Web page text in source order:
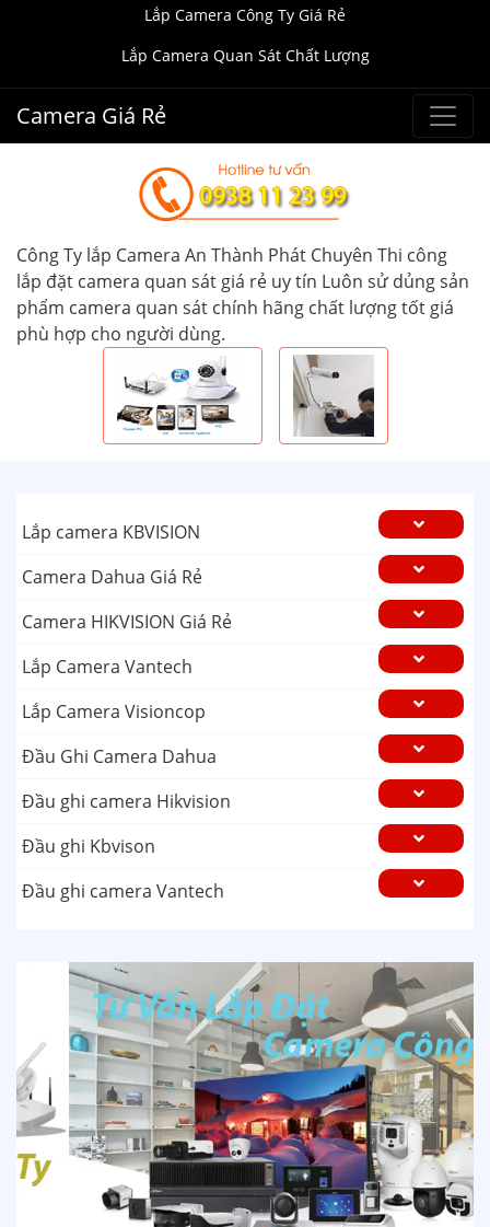
Lắp Camera Công Ty Giá Rẻ
Lắp Camera Quan Sát Chất Lượng
Camera Giá Rẻ
Công Ty lắp Camera An Thành Phát Chuyên Thi công
lắp đặt camera quan sát giá rẻ uy tín Luôn sử dủng sản
phẩm camera quan sát chính hãng chất lượng tốt giá
phù hợp cho người dùng.
Lắp camera KBVISION
Camera Dahua Giá Rẻ
Camera HIKVISION Giá Rẻ
Lắp Camera Vantech
Lắp Camera Visioncop
Đầu Ghi Camera Dahua
Đầu ghi camera Hikvision
Đầu ghi Kbvison
Đầu ghi camera Vantech